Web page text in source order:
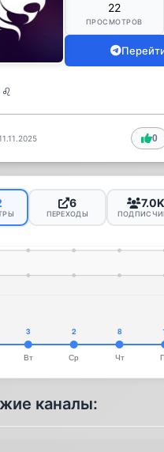
22
ПРОСМОТРОВ
0
6
ПЕРЕХОДЫ
7.0K
каналы: